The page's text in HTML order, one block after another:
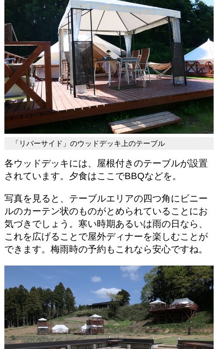
「リバーサイド」のウッドデッキ上のテーブル
各ウッドデッキには、屋根付きのテーブルが設置
されています。夕食はここでBBQなどを。
写真を見ると、テーブルエリアの四つ角にビニー
ルのカーテン状のものがとめられていることにお
気づきでしょう。寒い時期あるいは雨の日なら、
これを広げることで屋外ディナーを楽しむことが
できます。梅雨時の予約もこれなら安心ですね。